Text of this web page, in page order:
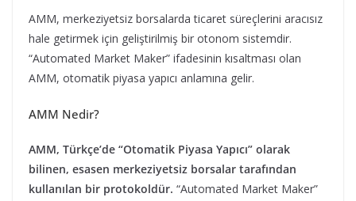
AMM, merkeziyetsiz borsalarda ticaret süreçlerini aracısız
hale getirmek için geliştirilmiş bir otonom sistemdir.
“Automated Market Maker” ifadesinin kısaltması olan
AMM, otomatik piyasa yapıcı anlamına gelir.
AMM Nedir?
AMM, Türkçe’de “Otomatik Piyasa Yapıcı” olarak
bilinen, esasen merkeziyetsiz borsalar tarafından
kullanılan bir protokoldür. “Automated Market Maker”